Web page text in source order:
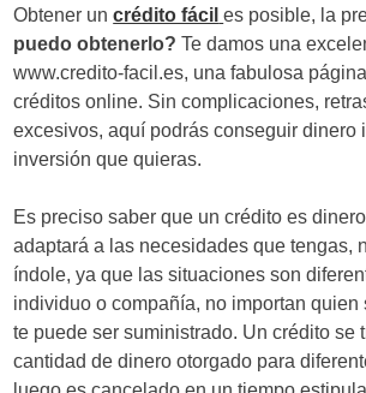
Obtener uncrédito fácil es posible, la
puedo obtenerlo?Te damos una
www.credito-facil.es, una fabulosa
créditos online. Sin complicaciones,
excesivos, aquí podrás conseguir dinero
inversión que quieras.
Es preciso saber que un crédito es
adaptará a las necesidades que tengas,
índole, ya que las situaciones son
individuo o compañía, no importan quien
te puede ser suministrado. Un crédito se
cantidad de dinero otorgado para